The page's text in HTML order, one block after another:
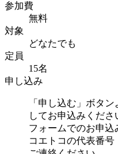
参加費
無料
対象
どなたでも
定員
15名
申し込み
「申し込む」ボタ
してお申込みくださ
フォームでのお申込
コエトコの代表番号